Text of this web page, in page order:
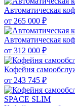
Автоматическая
от 265 000 ₽
Автоматическая
от 312 000 ₽
Кофейня
от 243 745 ₽